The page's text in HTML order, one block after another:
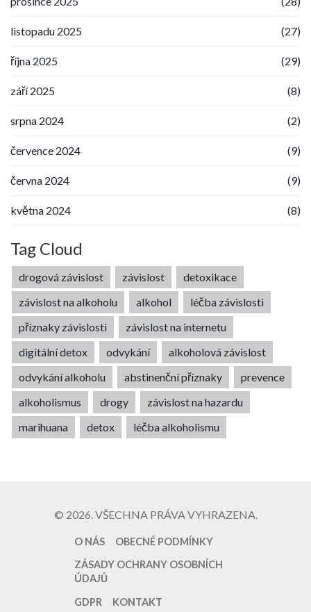
listopadu 2025 (27)
října 2025 (29)
září 2025 (8)
srpna 2024 (2)
července 2024 (9)
června 2024 (9)
května 2024 (8)
Tag Cloud
drogová závislost závislost
detoxikace
závislost na alkoholu
alkohol
léčba závislosti
příznaky závislosti
závislost na internetu
digitální detox
odvykání
alkoholová závislost
odvykání alkoholu
abstinenční příznaky
prevence
alkoholismus
drogy
závislost na hazardu
marihuana
detox léčba alkoholismu
© 2026. VŠECHNA PRÁVA VYHRAZENA.
O NÁS
OBECNÉ PODMÍNKY
ZÁSADY OCHRANY OSOBNÍCH
ÚDAJŮ
GDPR
KONTAKT